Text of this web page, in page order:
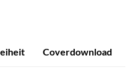
Coverdownload